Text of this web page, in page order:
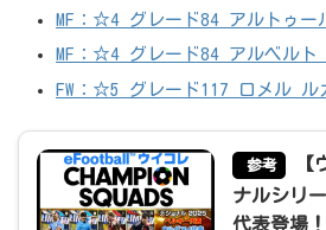
MF：☆4 グレード84 アルトゥー
MF：☆4 グレード84 アルベルト
FW：☆5 グレード117 ロメル ル
参考
【
ナルシリ
代表登場！